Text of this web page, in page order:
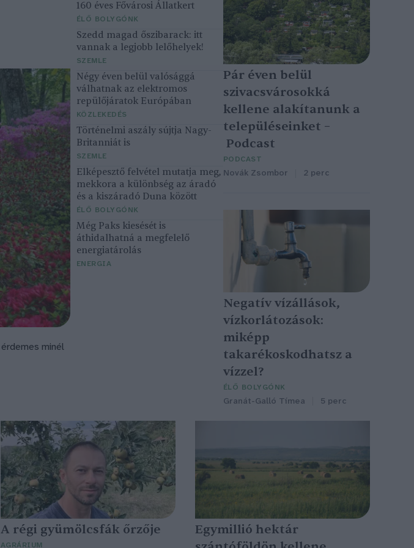
minél
160 éves Fővárosi Állatkert
ÉLŐ BOLYGÓNK
Szedd magad őszibarack: itt
vannak a legjobb lelőhelyek!
SZEMLE
Négy éven belül valósággá
válhatnak az elektromos
repülőjáratok Európában
KÖZLEKEDÉS
Történelmi aszály sújtja Nagy-
Britanniát is
SZEMLE
Elképesztő felvétel mutatja meg,
mekkora a különbség az áradó
és a kiszáradó Duna között
ÉLŐ BOLYGÓNK
Még Paks kiesését is
áthidalhatná a megfelelő
energiatárolás
ENERGIA
Pár éven belül
szivacsvárosokká
kellene alakítanunk a
településeinket –
Podcast
PODCAST
Novák Zsombor 2 perc
Negatív vízállások,
vízkorlátozások:
miképp
takarékoskodhatsz a
vízzel?
ÉLŐ BOLYGÓNK
Granát-Galló Tímea 5 perc
A régi gyümölcsfák őrzője
AGRÁRIUM
Egymillió hektár